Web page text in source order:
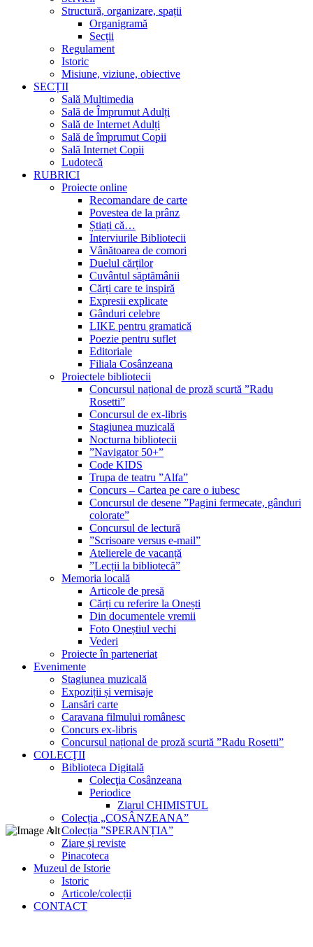
Structură, organizare, spații
Organigramă
Secții
Regulament
Istoric
Misiune, viziune, obiective
SECȚII
Sală Multimedia
Sală de Împrumut Adulți
Sală de Internet Adulți
Sală de împrumut Copii
Sală Internet Copii
Ludotecă
RUBRICI
Proiecte online
Recomandare de carte
Povestea de la prânz
Știați că…
Interviurile Bibliotecii
Vânătoarea de comori
Duelul cărților
Cuvântul săptămânii
Cărți care te inspiră
Expresii explicate
Gânduri celebre
LIKE pentru gramatică
Poezie pentru suflet
Editoriale
Filiala Cosânzeana
Proiectele bibliotecii
Concursul național de proză scurtă ”Radu
Rosetti”
Concursul de ex-libris
Stagiunea muzicală
Nocturna bibliotecii
”Navigator 50+”
Code KIDS
Trupa de teatru ”Alfa”
Concurs – Cartea pe care o iubesc
Concursul de desene ”Pagini fermecate, gânduri
colorate”
Concursul de lectură
”Scrisoare versus e-mail”
Atelierele de vacanță
”Lecții la bibliotecă”
Memoria locală
Articole de presă
Cărți cu referire la Onești
Din documentele vremii
Foto Oneștiul vechi
Vederi
Proiecte în parteneriat
Evenimente
Stagiunea muzicală
Expoziții și vernisaje
Lansări carte
Caravana filmului românesc
Concurs ex-libris
Concursul național de proză scurtă ”Radu Rosetti”
COLECŢII
Biblioteca Digitală
Colecţia Cosânzeana
Periodice
Ziarul CHIMISTUL
Colecția „COSÂNZEANA”
Colecția ”SPERANȚIA”
Ziare și reviste
Pinacoteca
Muzeul de Istorie
Istoric
Articole/colecții
CONTACT